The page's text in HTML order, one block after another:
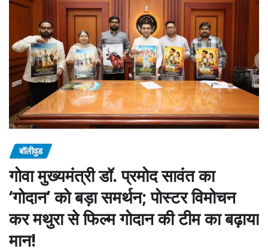
बॉलीवुड
गोवा मुख्यमंत्री डॉ. प्रमोद सावंत का
‘गोदान’ को बड़ा समर्थन; पोस्टर विमोचन
कर मथुरा से फिल्म गोदान की टीम का बढ़ाया
मान!